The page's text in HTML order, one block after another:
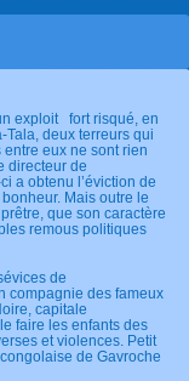
exploit fort risqué, en
Tala, deux terreurs qui
eux ne sont rien
directeur de
a obtenu l’éviction de
Mais outre le
que son caractère
remous politiques
de
compagnie des fameux
capitale
faire les enfants des
et violences. Petit
de Gavroche